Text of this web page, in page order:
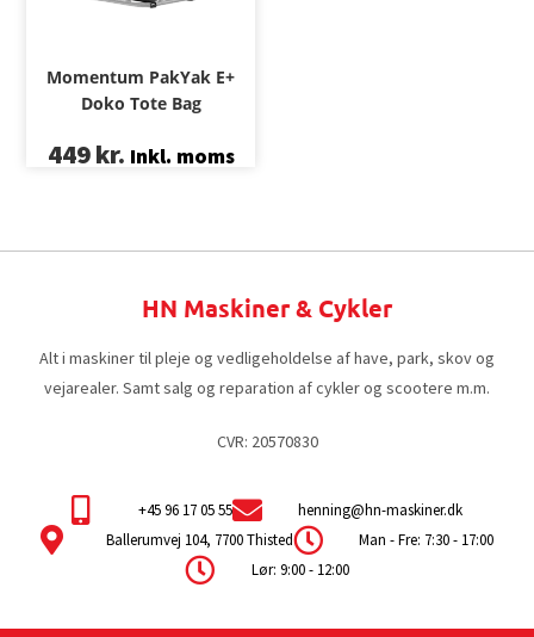
Momentum PakYak E+
Doko Tote Bag
449kr. Inkl. moms
HN Maskiner & Cykler
Alt i maskiner til pleje og vedligeholdelse af have, park, skov og
vejarealer. Samt salg og reparation af cykler og scootere m.m.
CVR: 20570830
+45 96 17 05 55
henning@hn-maskiner.dk
Ballerumvej 104, 7700 Thisted
Man - Fre: 7:30 - 17:00
Lør: 9:00 - 12:00